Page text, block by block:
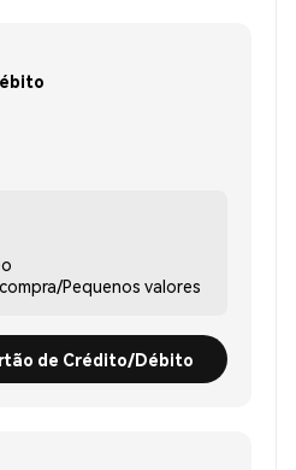
Pequenos valores
de Crédito/Débito